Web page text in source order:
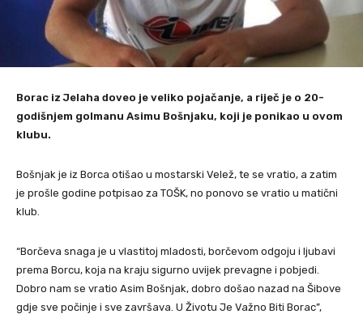
Borac iz Jelaha doveo je veliko pojačanje, a riječ je o 20-
godišnjem golmanu Asimu Bošnjaku, koji je ponikao u ovom
klubu.
Bošnjak je iz Borca otišao u mostarski Velež, te se vratio, a zatim
je prošle godine potpisao za TOŠK, no ponovo se vratio u matični
klub.
“Borčeva snaga je u vlastitoj mladosti, borčevom odgoju i ljubavi
prema Borcu, koja na kraju sigurno uvijek prevagne i pobjedi.
Dobro nam se vratio Asim Bošnjak, dobro došao nazad na Šibove
gdje sve počinje i sve završava. U Životu Je Važno Biti Borac”,